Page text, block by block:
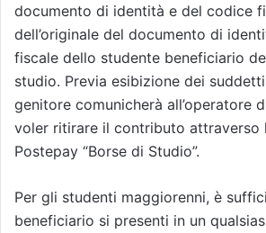
documento di identità e del codice
dell’originale del documento di
fiscale dello studente beneficiario
studio. Previa esibizione dei
genitore comunicherà all’operatore
voler ritirare il contributo attraverso
Postepay “Borse di Studio”.
Per gli studenti maggiorenni, è
beneficiario si presenti in un